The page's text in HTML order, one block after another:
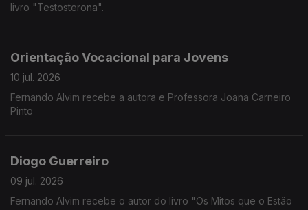
livro "Testosterona".
Orientação Vocacional para Jovens
10 jul. 2026
Fernando Alvim recebe a autora e Professora Joana Carneiro
Pinto
Diogo Guerreiro
09 jul. 2026
Fernando Alvim recebe o autor do livro "Os Mitos que o Estão